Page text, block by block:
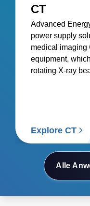
Alle
CT
Advanced
power supply
medical imaging
equipment,
rotating X-ray
Explore CT